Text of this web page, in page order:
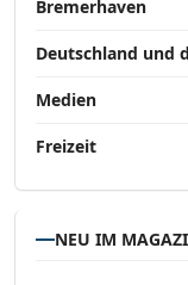
Bremerhaven
Deutschland und
Medien
Freizeit
NEU IM